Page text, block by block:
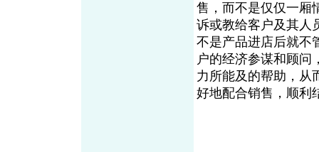
售，而不是仅仅一厢
诉或教给客户及其人
不是产品进店后就不
户的经济参谋和顾问
力所能及的帮助，从
好地配合销售，顺